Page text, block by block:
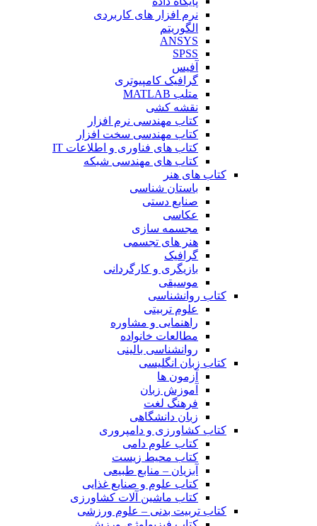
نرم افزار های کاربردی
الگوریتم
ANSYS
SPSS
آفیس
گرافیک کامپیوتری
متلب MATLAB
نقشه کشی
کتاب مهندسی نرم افزار
کتاب مهندسی سخت افزار
کتاب های فناوری و اطلاعات IT
کتاب های مهندسی شبکه
کتاب های هنر
باستان شناسی
صنایع دستی
عکاسی
مجسمه سازی
هنر های تجسمی
گرافیک
بازیگری و کارگردانی
موسیقی
کتاب روانشناسی
علوم تربیتی
راهنمایی و مشاوره
مطالعات خانواده
روانشناسی بالینی
کتاب زبان انگلیسی
آزمون ها
آموزش زبان
فرهنگ لغت
زبان دانشگاهی
کتاب کشاورزی و دامپروری
کتاب علوم دامی
کتاب محیط زیست
آبزیان – منابع طبیعی
کتاب علوم و صنایع غذایی
کتاب ماشین آلات کشاورزی
کتاب تربیت بدنی – علوم ورزشی